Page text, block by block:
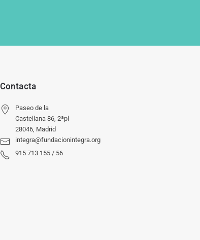
Contacta
Paseo de la
Castellana 86, 2ªpl
28046, Madrid
integra@fundacionintegra.org
915 713 155 / 56